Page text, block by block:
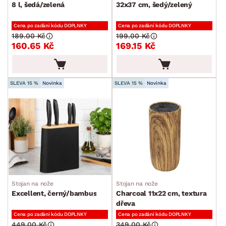
Ostatní kuchyňské doplňky
Držáky, regály, háčky a tyče
Koupelnové doplňky
Kuchyňské příslušenství
Malířské potřeby
Ostatní bytové doplňky
Dětské doplňky a příslušenství
Doplňky pro domácí mazlíčky
Vánoce
Velikonoce
Sedací soupravy a pohovky
Sestavy a stěny
Drobný nábytek
Spotřebiče
8 l, šedá/zelená
Cena po zadání kódu DOPLNKY
160.65 Kč
189.00 Kč
32x37 cm, šedý/zelený
Cena po zadání kódu DOPLNKY
169.15 Kč
199.00 Kč
SLEVA 15 % Novinka
Stojan na nože
Excellent, černý/bambus
Cena po zadání kódu DOPLNKY
SLEVA 15 % Novinka
Stojan na nože
Charcoal 11x22 cm, textura
dřeva
Cena po zadání kódu DOPLNKY